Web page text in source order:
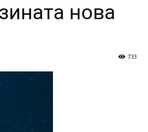
нова
733